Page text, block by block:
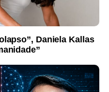
Daniela Kallas